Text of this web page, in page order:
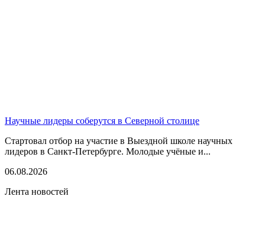
Научные лидеры соберутся в Северной столице
Стартовал отбор на участие в Выездной школе научных
лидеров в Санкт-Петербурге. Молодые учёные и...
06.08.2026
Лента новостей